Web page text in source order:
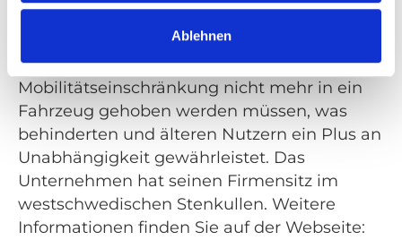
Ablehnen
Der Sitzlift Turny und das Rollstuhlsystem
Carony sind zwei innovative Lösungen, mit
denen Menschen mit
Mobilitätseinschränkung nicht mehr in ein
Fahrzeug gehoben werden müssen, was
behinderten und älteren Nutzern ein Plus an
Unabhängigkeit gewährleistet. Das
Unternehmen hat seinen Firmensitz im
westschwedischen Stenkullen. Weitere
Informationen finden Sie auf der Webseite: